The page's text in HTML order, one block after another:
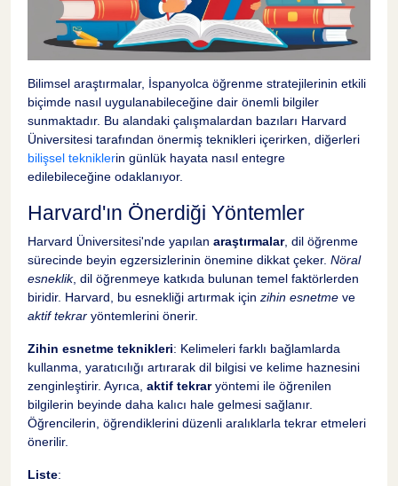
Bilimsel araştırmalar, İspanyolca öğrenme stratejilerinin etkili
biçimde nasıl uygulanabileceğine dair önemli bilgiler
sunmaktadır. Bu alandaki çalışmalardan bazıları Harvard
Üniversitesi tarafından önermiş teknikleri içerirken, diğerleri
bilişsel tekniklerin günlük hayata nasıl entegre
edilebileceğine odaklanıyor.
Harvard'ın Önerdiği Yöntemler
Harvard Üniversitesi'nde yapılan araştırmalar, dil öğrenme
sürecinde beyin egzersizlerinin önemine dikkat çeker. Nöral
esneklik, dil öğrenmeye katkıda bulunan temel faktörlerden
biridir. Harvard, bu esnekliği artırmak için zihin esnetme ve
aktif tekrar yöntemlerini önerir.
Zihin esnetme teknikleri: Kelimeleri farklı bağlamlarda
kullanma, yaratıcılığı artırarak dil bilgisi ve kelime haznesini
zenginleştirir. Ayrıca, aktif tekraryöntemi ile öğrenilen
bilgilerin beyinde daha kalıcı hale gelmesi sağlanır.
Öğrencilerin, öğrendiklerini düzenli aralıklarla tekrar etmeleri
önerilir.
Liste: